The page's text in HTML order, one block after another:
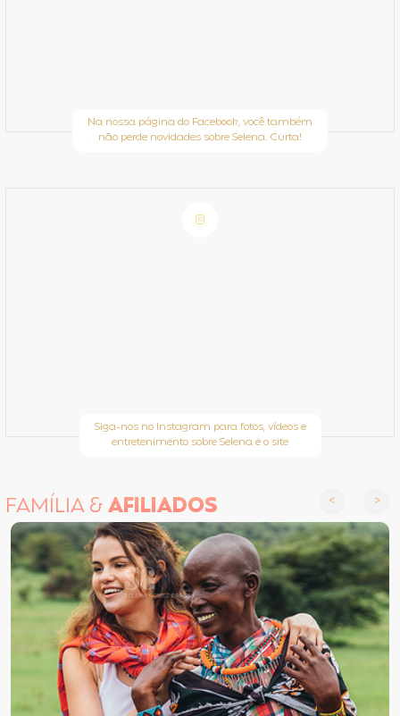
Na nossa página do Facebook, você também
não perde novidades sobre Selena. Curta!
Siga-nos no Instagram para fotos, vídeos e
entretenimento sobre Selena e o site
FAMÍLIA &AFILIADOS